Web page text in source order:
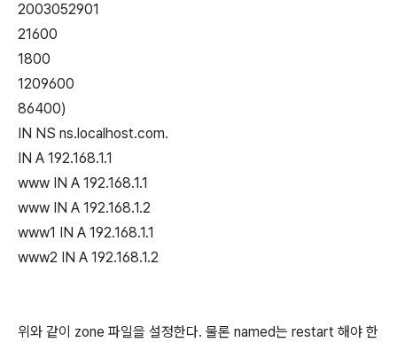
2003052901
21600
1800
1209600
86400)
IN NS ns.localhost.com.
IN A 192.168.1.1
www IN A 192.168.1.1
www IN A 192.168.1.2
www1 IN A 192.168.1.1
www2 IN A 192.168.1.2
위와 같이 zone 파일을 설정한다. 물론 named는 restart 해야 한